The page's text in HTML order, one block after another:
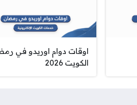
اوقات دوام اوريدو في
الكويت 2026